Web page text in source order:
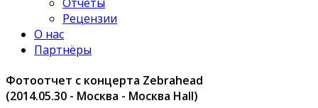
Рецензии
О нас
Партнёры
Фотоотчет с концерта Zebrahead
(2014.05.30 - Москва - Москва Hall)